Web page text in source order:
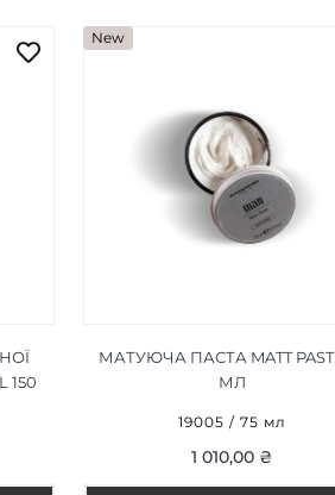
150
New
МАТУЮЧА ПАСТА MATT
МЛ
19005 / 75 мл
1 010,00 ₴